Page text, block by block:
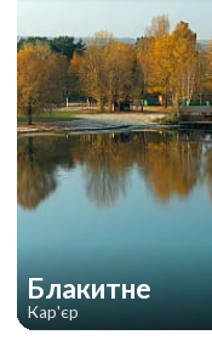
Блакитне
Кар'єр